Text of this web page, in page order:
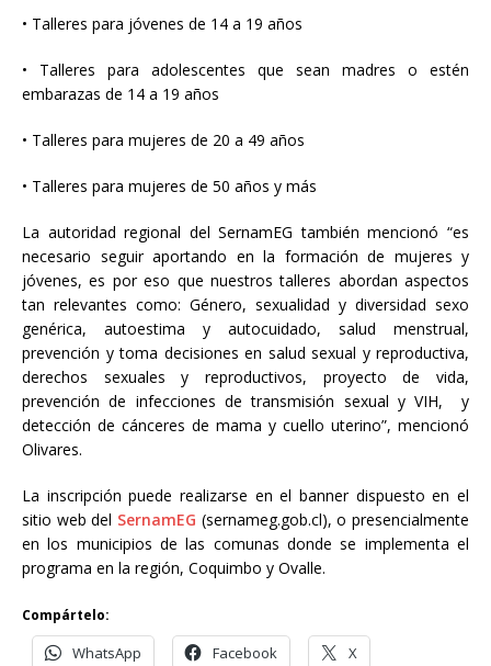
• Talleres para jóvenes de 14 a 19 años
• Talleres para adolescentes que sean madres o estén
embarazas de 14 a 19 años
• Talleres para mujeres de 20 a 49 años
• Talleres para mujeres de 50 años y más
La autoridad regional del SernamEG también mencionó “es
necesario seguir aportando en la formación de mujeres y
jóvenes, es por eso que nuestros talleres abordan aspectos
tan relevantes como: Género, sexualidad y diversidad sexo
genérica, autoestima y autocuidado, salud menstrual,
prevención y toma decisiones en salud sexual y reproductiva,
derechos sexuales y reproductivos, proyecto de vida,
prevención de infecciones de transmisión sexual y VIH, y
detección de cánceres de mama y cuello uterino”, mencionó
Olivares.
La inscripción puede realizarse en el banner dispuesto en el
sitio web del SernamEG (sernameg.gob.cl), o presencialmente
en los municipios de las comunas donde se implementa el
programa en la región, Coquimbo y Ovalle.
Compártelo:
WhatsApp Facebook X